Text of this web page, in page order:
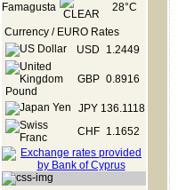
Famagusta
28°C
Currency / EURO Rates
USD
1.2449
GBP 0.8916
JPY 136.1118
CHF
1.1652